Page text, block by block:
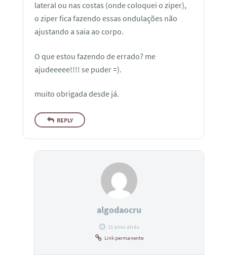
lateral ou nas costas (onde coloquei o ziper),
o ziper fica fazendo essas ondulações não
ajustando a saia ao corpo.
O que estou fazendo de errado? me
ajudeeeee!!!! se puder =).
muito obrigada desde já.
REPLY
algodaocru
11 anos atrás
Link permanente